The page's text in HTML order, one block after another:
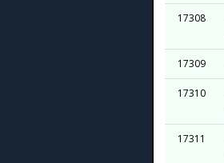
17308
17309
17310
17311